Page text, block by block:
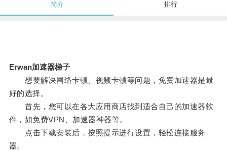
简介 排行
Erwan加速器梯子
想要解决网络卡顿、视频卡顿等问题，免费加速器是最
好的选择。
首先，您可以在各大应用商店找到适合自己的加速器软
件，如免费VPN、加速器神器等。
点击下载安装后，按照提示进行设置，轻松连接服务
器。